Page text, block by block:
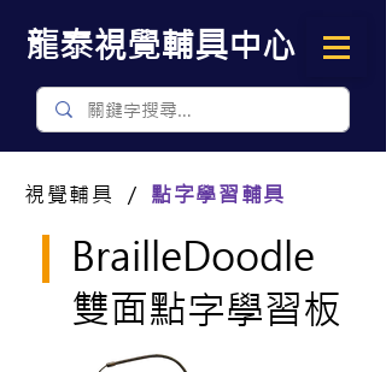
​龍泰視覺輔具中心
視覺輔具 ／ 點字學習輔具
BrailleDoodle
雙面點字學習板